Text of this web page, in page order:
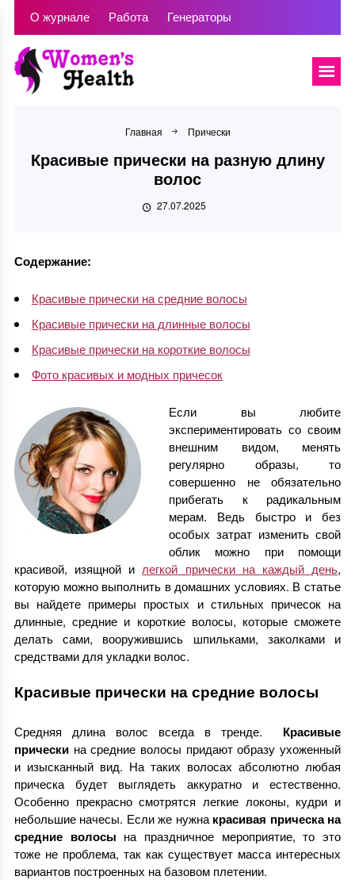
О журнале Работа Генераторы
Главная Прически
Красивые прически на разную длину
волос
27.07.2025
Содержание:
Красивые прически на средние волосы
Красивые прически на длинные волосы
Красивые прически на короткие волосы
Фото красивых и модных причесок
Если вы любите
экспериментировать со своим
внешним видом, менять
регулярно образы, то
совершенно не обязательно
прибегать к радикальным
мерам. Ведь быстро и без
особых затрат изменить свой
облик можно при помощи
красивой, изящной и легкой прически на каждый день,
которую можно выполнить в домашних условиях. В статье
вы найдете примеры простых и стильных причесок на
длинные, средние и короткие волосы, которые сможете
делать сами, вооружившись шпильками, заколками и
средствами для укладки волос.
Красивые прически на средние волосы
Средняя длина волос всегда в тренде. Красивые
прическина средние волосы придают образу ухоженный
и изысканный вид. На таких волосах абсолютно любая
прическа будет выглядеть аккуратно и естественно.
Особенно прекрасно смотрятся легкие локоны, кудри и
небольшие начесы. Если же нужна красивая прическа на
средние волосы на праздничное мероприятие, то это
тоже не проблема, так как существует масса интересных
вариантов построенных на базовом плетении.